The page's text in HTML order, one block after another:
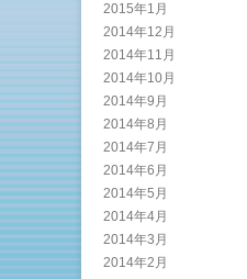
2015年1月
2014年12月
2014年11月
2014年10月
2014年9月
2014年8月
2014年7月
2014年6月
2014年5月
2014年4月
2014年3月
2014年2月